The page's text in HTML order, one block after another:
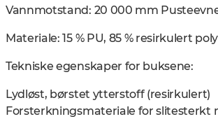
Vannmotstand: 20 000 mm
Materiale: 15 % PU, 85 % resirkulert
Tekniske egenskaper for buksene:
Lydløst, børstet ytterstoff (resirkulert)
Forsterkningsmateriale for